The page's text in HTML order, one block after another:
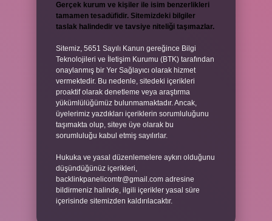
Gerçek kurum ve kişiler ile isim benzerlikleri
tamamen tesadüfidir. Sitemizdeki bilgiler
taslak halindedir ve tavsiye niteliği taşımazlar.
Sitemiz, 5651 Sayılı Kanun gereğince Bilgi
Teknolojileri ve İletişim Kurumu (BTK) tarafından
onaylanmış bir Yer Sağlayıcı olarak hizmet
vermektedir. Bu nedenle, sitedeki içerikleri
proaktif olarak denetleme veya araştırma
yükümlülüğümüz bulunmamaktadır. Ancak,
üyelerimiz yazdıkları içeriklerin sorumluluğunu
taşımakta olup, siteye üye olarak bu
sorumluluğu kabul etmiş sayılırlar.
Hukuka ve yasal düzenlemelere aykırı olduğunu
düşündüğünüz içerikleri,
backlinkpanelicomtr@gmail.com adresine
bildirmeniz halinde, ilgili içerikler yasal süre
içerisinde sitemizden kaldırılacaktır.